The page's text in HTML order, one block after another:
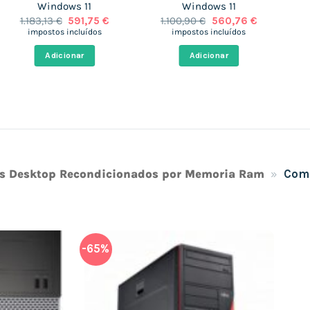
Windows 11
1.183,13€ O
preço
era:
1.183,13 €.
591,75€
impostos incluídos
Adicionar
Windows 11
1.100,90€ O
preço
era:
1.100,90 €.
560,76 €O
impostos incluídos
Adicionar
Desktop Recondicionados por Memoria Ram »
-65%